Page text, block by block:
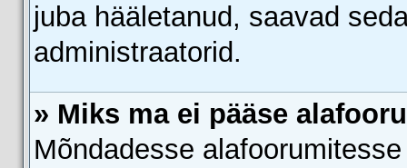
juba hääletanud, saavad
administraatorid.
» Miks ma ei pääse
Mõndadesse